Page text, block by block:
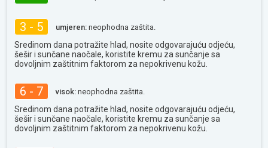
3 - 5 umjeren: neophodna zaštita.
Sredinom dana potražite hlad, nosite odgovarajuću odjeću,
šešir i sunčane naočale, koristite kremu za sunčanje sa
dovoljnim zaštitnim faktorom za nepokrivenu kožu.
6 - 7 visok: neophodna zaštita.
Sredinom dana potražite hlad, nosite odgovarajuću odjeću,
šešir i sunčane naočale, koristite kremu za sunčanje sa
dovoljnim zaštitnim faktorom za nepokrivenu kožu.